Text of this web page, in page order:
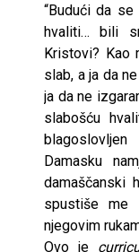
“Budući da
hvaliti… bili
Kristovi? Kao
slab, a ja da
ja da ne
slabošću
Damasku
damaščanski
spustiše me
njegovim
Ovo je